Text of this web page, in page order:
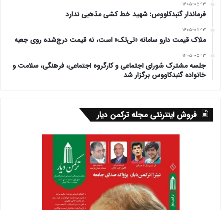
۱۴۰۵-۰۵-۱۳
فرماندار گنبدکاووس: شهید خط کشی مذهبی ندارد
۱۴۰۵-۰۵-۱۳
ملاک قیمت دارو سامانه «تی‌تک» است، نه قیمت درج‌شده روی جعبه
۱۴۰۵-۰۵-۱۳
جلسه مشترک شورای اجتماعی و کارگروه اجتماعی، فرهنگی، سلامت و
خانواده گنبدکاووس برگزار شد
فروش اینترنتی مجله ترکمن دیار